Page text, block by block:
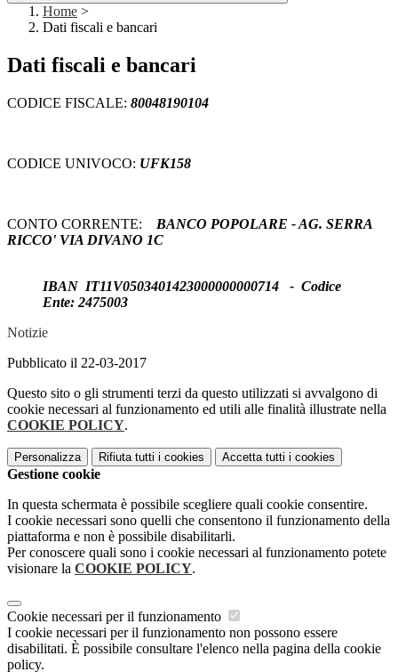
Home >
Dati fiscali e bancari
Dati fiscali e bancari
CODICE FISCALE: 80048190104
CODICE UNIVOCO: UFK158
CONTO CORRENTE: BANCO POPOLARE - AG. SERRA
RICCO' VIA DIVANO 1C
IBAN IT11V0503401423000000000714 - Codice
Ente: 2475003
Notizie
Pubblicato il 22-03-2017
Questo sito o gli strumenti terzi da questo utilizzati si avvalgono di
cookie necessari al funzionamento ed utili alle finalità illustrate nella
COOKIE POLICY.
Personalizza Rifiuta tutti i cookies Accetta tutti i cookies
Gestione cookie
In questa schermata è possibile scegliere quali cookie consentire.
I cookie necessari sono quelli che consentono il funzionamento della
piattaforma e non è possibile disabilitarli.
Per conoscere quali sono i cookie necessari al funzionamento potete
visionare la COOKIE POLICY.
Cookie necessari per il funzionamento
I cookie necessari per il funzionamento non possono essere
disabilitati. È possibile consultare l'elenco nella pagina della cookie
policy.